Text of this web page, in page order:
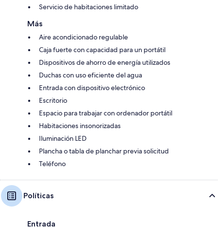
Servicio de habitaciones limitado
Más
Aire acondicionado regulable
Caja fuerte con capacidad para un portátil
Dispositivos de ahorro de energía utilizados
Duchas con uso eficiente del agua
Entrada con dispositivo electrónico
Escritorio
Espacio para trabajar con ordenador portátil
Habitaciones insonorizadas
Iluminación LED
Plancha o tabla de planchar previa solicitud
Teléfono
Políticas
Entrada